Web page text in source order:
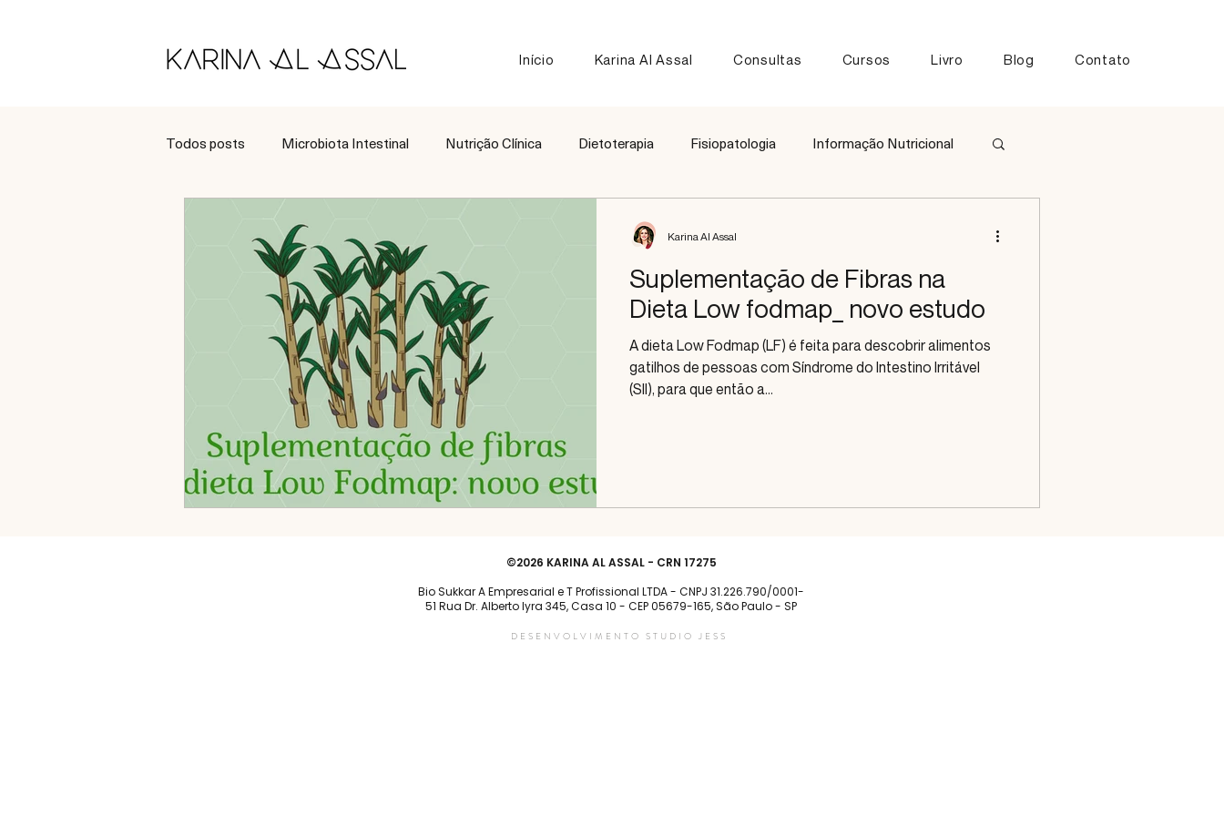
Início Karina Al Assal Consultas Cursos Livro Blog Contato
Todos posts Microbiota Intestinal Nutrição Clínica Dietoterapia Fisiopatologia Informação Nutricional
Suplementação de Fibras na
Dieta Low fodmap_ novo estudo
A dieta Low Fodmap (LF) é feita para descobrir alimentos
gatilhos de pessoas com Síndrome do Intestino Irritável
(SII), para que então a...
Karina Al Assal
©2026 KARINA AL ASSAL - CRN 17275
Bio Sukkar A Empresarial e T Profissional LTDA - CNPJ 31.226.790/0001-
51 Rua Dr. Alberto lyra 345, Casa 10 - CEP 05679-165, São Paulo - SP
DESENVOLVIMENTO STUDIO JESS